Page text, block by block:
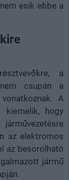
esik ebbe a
a
csupán a
A
kiemelik, hogy
az elektromos
az besorolható
jármű